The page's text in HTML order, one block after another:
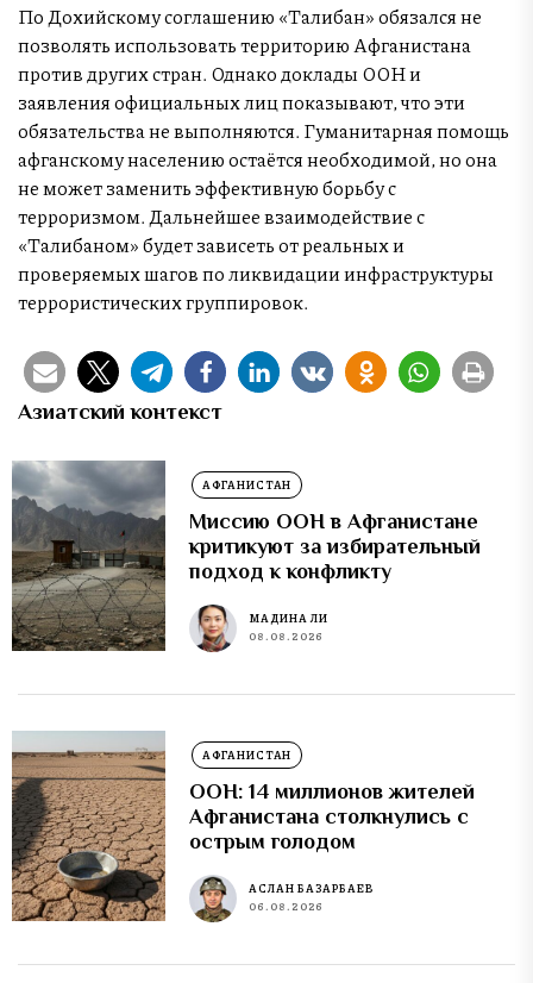
По Дохийскому соглашению «Талибан» обязался не
позволять использовать территорию Афганистана
против других стран. Однако доклады ООН и
заявления официальных лиц показывают, что эти
обязательства не выполняются. Гуманитарная помощь
афганскому населению остаётся необходимой, но она
не может заменить эффективную борьбу с
терроризмом. Дальнейшее взаимодействие с
«Талибаном» будет зависеть от реальных и
проверяемых шагов по ликвидации инфраструктуры
террористических группировок.
Азиатский контекст
АФГАНИСТАН
Миссию ООН в Афганистане
критикуют за избирательный
подход к конфликту
МАДИНА ЛИ
08.08.2026
АФГАНИСТАН
ООН: 14 миллионов жителей
Афганистана столкнулись с
острым голодом
АСЛАН БАЗАРБАЕВ
06.08.2026